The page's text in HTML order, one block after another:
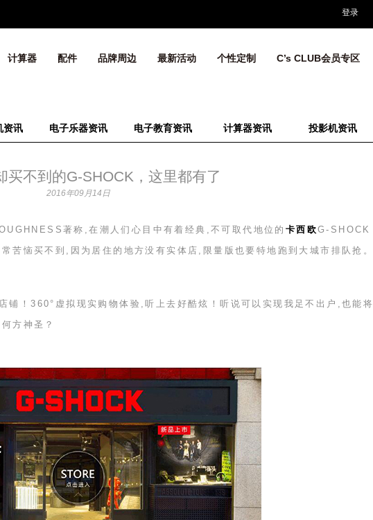
登录
计算器 配件 品牌周边 最新活动 个性定制 C’s CLUB会员专区
资讯 电子乐器资讯 电子教育资讯 计算器资讯 投影机资讯
买不到的G-SHOCK，这里都有了
2016年09月14日
著称,在潮人们心目中有着经典,不可取代地位的 卡西欧G-SHOCK
苦恼买不到,因为居住的地方没有实体店,限量版也要特地跑到大城市排队抢。
铺！ 360 °虚拟现实购物体验,听上去好酷炫！听说可以实现我足不出户,也能将
方神圣？